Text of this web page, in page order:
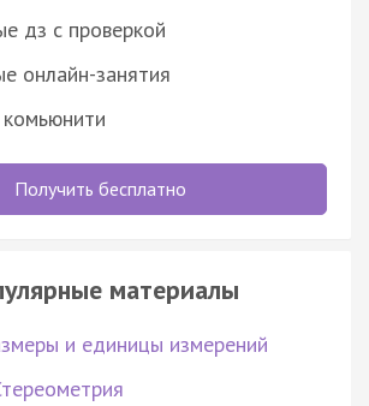
дз с проверкой
онлайн-занятия
Получить бесплатно
материалы
и единицы измерений